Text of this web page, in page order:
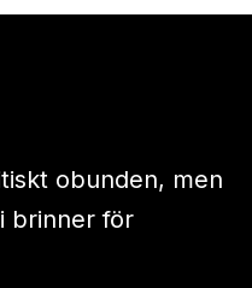
obunden, men
brinner för